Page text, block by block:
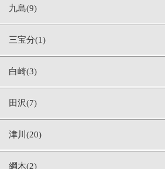
九島(9)
三宝分(1)
白崎(3)
田沢(7)
津川(20)
綱木(2)